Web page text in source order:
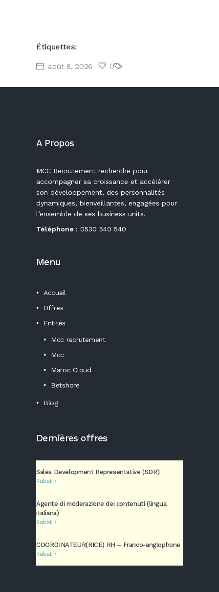
Étiquettes:
août 8, 2026 0
A Propos
MCC Recrutement recherche pour
accompagner sa croissance et accélérer
son développement, des personnalités
dynamiques, bienveillantes, engagées pour
l’ensemble de ses business units.
Téléphone : 0530 540 540
Menu
Accueil
Offres
Entités
Mcc recrutement
Mcc
Maroc Cloud
Betshore
Blog
Dernières offres
Sales Development Representative (SDR)
Rabat Marketing Call Center (MCC)
Agente di moderazione dei contenuti (lingua
italiana)
Rabat Marketing Call Center (MCC)
COORDINATEUR(RICE) RH – Franco-anglophone
Rabat MCC